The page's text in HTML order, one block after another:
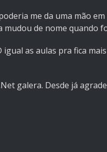
me da uma mão em
mudou de nome quando
as aulas pra fica
galera. Desde já